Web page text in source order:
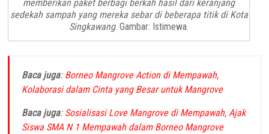
memberikan paket berbagi berkah hasil dari keranjang
sedekah sampah yang mereka sebar di beberapa titik di Kota
Singkawang. Gambar: Istimewa.
Baca juga: Borneo Mangrove Action di Mempawah,
Kolaborasi dalam Cinta yang Besar untuk Mangrove
Baca juga: Sosialisasi Love Mangrove di Mempawah, Ajak
Siswa SMA N 1 Mempawah dalam Borneo Mangrove